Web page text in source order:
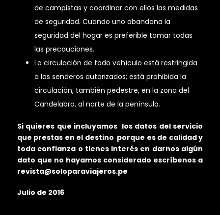
de campistas y coordinar con ellos las medidas
de seguridad. Cuando uno abandona la
seguridad del hogar es preferible tomar todas
las precauciones.
La circulación de todo vehículo está restringida
a los senderos autorizados; está prohibida la
circulación, también pedestre, en la zona del
Candelabro, al norte de la península.
Si quieres que incluyamos los datos del servicio
que prestas en el destino porque es de calidad y
toda confianza o tienes interés en darnos algún
dato que no hayamos considerado escríbenos a
revista@soloparaviajeros.pe
Julio de 2016